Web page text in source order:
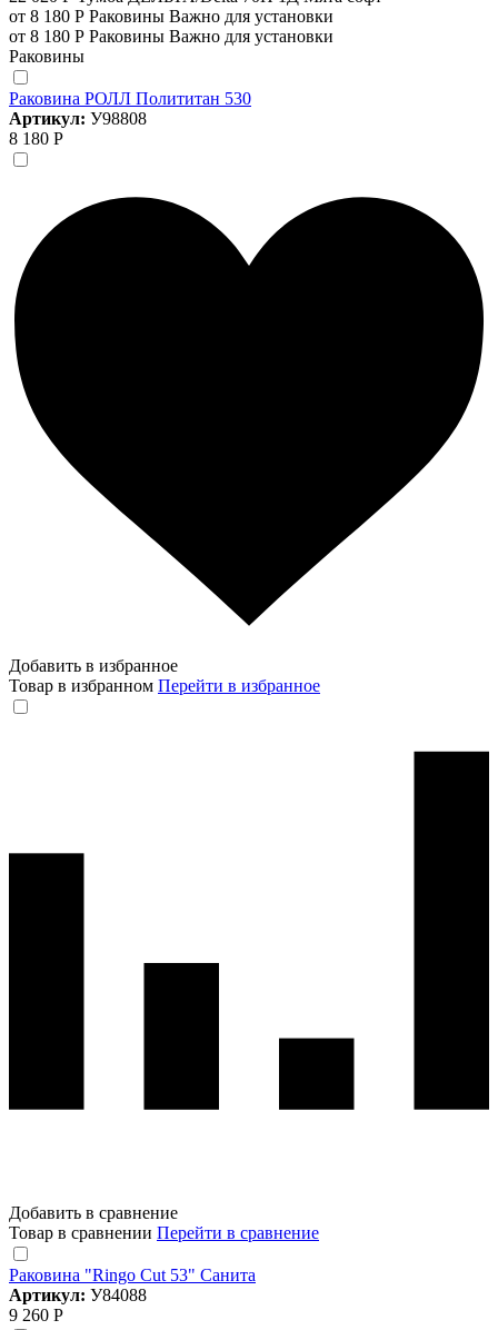
от 8 180 Р Раковины Важно для установки
от 8 180 Р Раковины Важно для установки
Раковины
Раковина РОЛЛ Полититан 530
Артикул: У98808
8 180 Р
Добавить в избранное
Товар в избранном Перейти в избранное
Добавить в сравнение
Товар в сравнении Перейти в сравнение
Раковина "Ringo Cut 53" Санита
Артикул: У84088
9 260 Р